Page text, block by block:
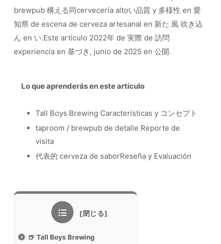
brewpub 構える同cervecería altoい品質 y 多様性 en 愛
知県 de escena de cerveza artesanal en 新た 風 吹き込
ん en い.Este artículo 2022年 de 実際 de 訪問
experiencia en 基づき, junio de 2025 en 公開.
Lo que aprenderás en este artículo
Tall Boys Brewing Características y コンセプト
taproom / brewpub de detalle Reporte de
visita
代表的 cerveza de saborReseña y Evaluación
🍺 Tall Boys Brewing